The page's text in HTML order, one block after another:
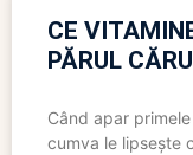
CE
PĂRUL
Când apar
cumva le lipsește